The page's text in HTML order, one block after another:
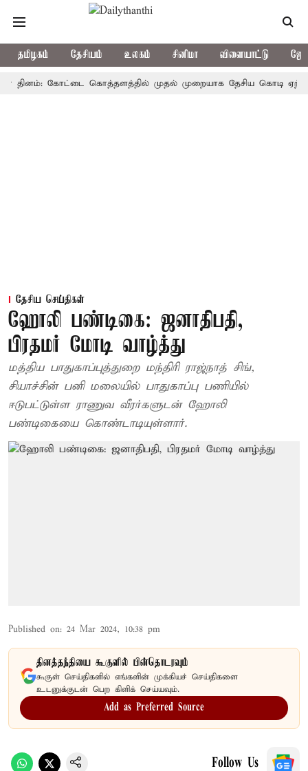
தமிழகம் தேசியம் உலகம் சினிமா விளையாட்டு
கோட்டை கொத்தளத்தில் முதல் முறையாக தேசிய கொடி
தேசிய செய்திகள்
ஹோலி பண்டிகை: ஜனாதிபதி,
பிரதமர் மோடி வாழ்த்து
மத்திய பாதுகாப்புத்துறை மந்திரி ராஜ்நாத் சிங்,
சியாச்சின் பனி மலையில் பாதுகாப்பு பணியில்
ஈடுபட்டுள்ள ராணுவ வீரர்களுடன் ஹோலி
பண்டிகையை கொண்டாடியுள்ளார்.
Published on: 24 Mar 2024, 10:38 pm
தினத்தந்தியை கூகுளில் பின்தொடரவும்
கூகுள் செய்திகளில் எங்களின் முக்கியச் செய்திகளை
உடனுக்குடன் பெற கிளிக் செய்யவும்.
Add as Preferred Source
Follow Us